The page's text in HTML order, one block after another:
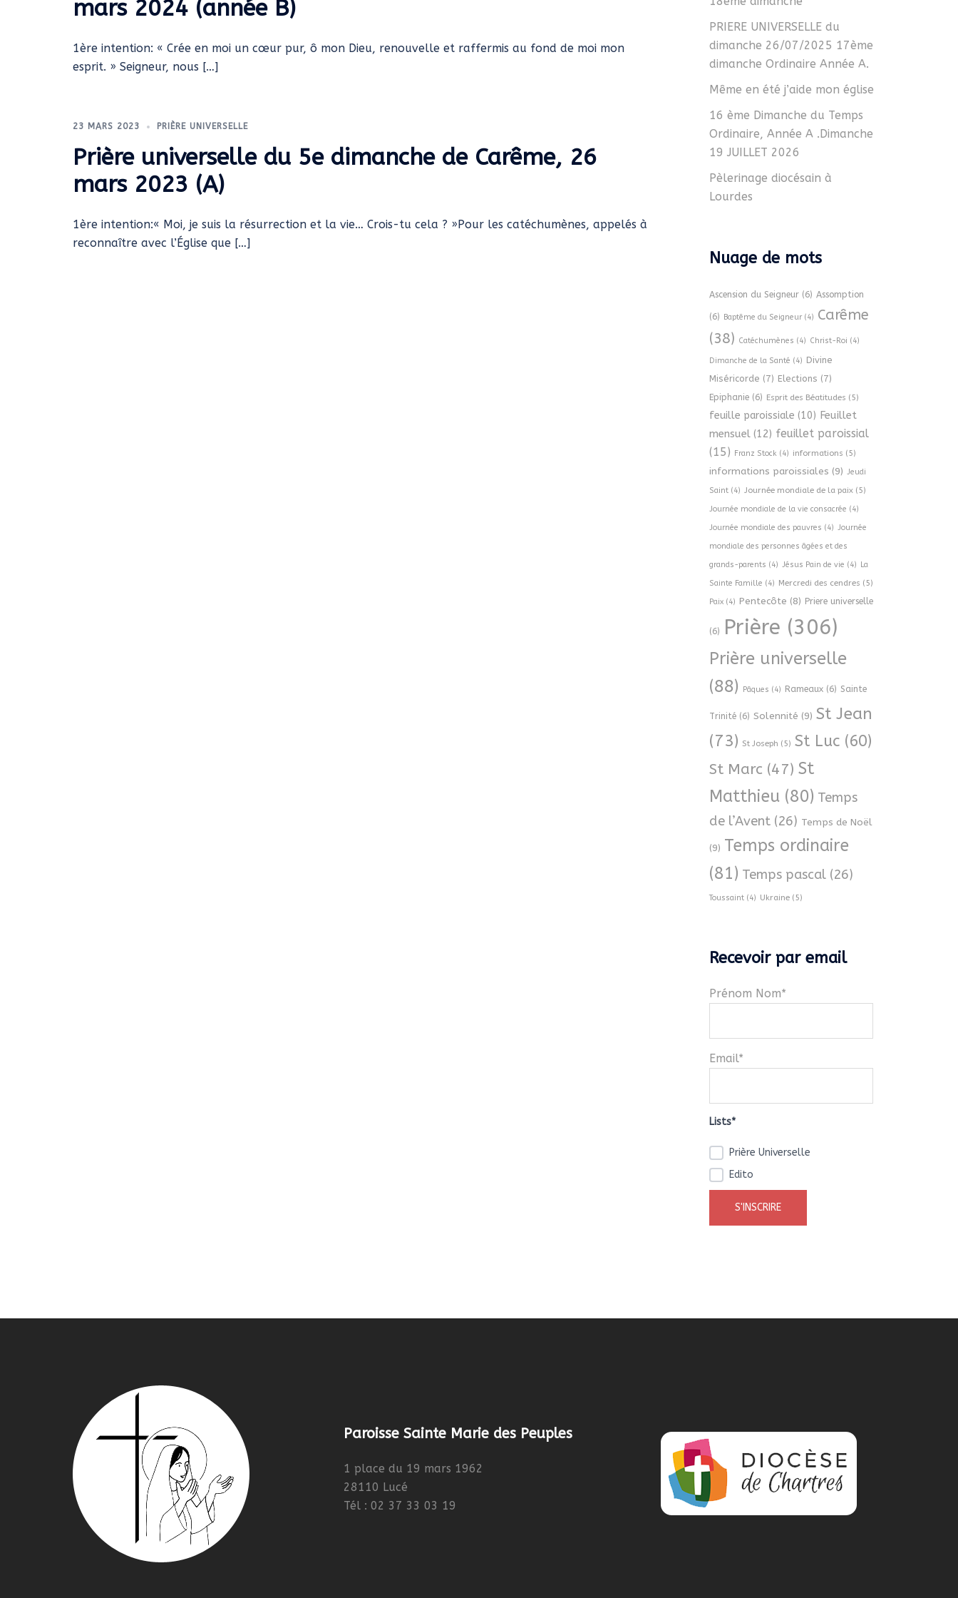
mars 2024 (année B)
1ère intention: « Crée en moi un cœur pur, ô mon Dieu, renouvelle et raffermis au fond de moi mon
esprit. » Seigneur, nous […]
23 MARS 2023 PRIÈRE UNIVERSELLE
Prière universelle du 5e dimanche de Carême, 26
mars 2023 (A)
1ère intention:« Moi, je suis la résurrection et la vie… Crois-tu cela ? »Pour les catéchumènes, appelés à
reconnaître avec l’Église que […]
PRIERE UNIVERSELLE du
dimanche 26/07/2025 17ème
dimanche Ordinaire Année A.
Même en été j’aide mon église
16 ème Dimanche du Temps
Ordinaire, Année A .Dimanche
19 JUILLET 2026
Pèlerinage diocésain à
Lourdes
Nuage de mots
Ascension du Seigneur(6) Assomption
(6) Baptême du Seigneur(4) Carême
(38) Catéchumènes (4) Christ-Roi (4)
Dimanche de la Santé (4) Divine
Miséricorde (7) Elections (7)
Epiphanie(6) Esprit des Béatitudes (5)
feuille paroissiale (10) Feuillet
mensuel(12) feuillet paroissial
(15) Franz Stock(4) informations (5)
informations paroissiales (9) Jeudi
Saint(4) Journée mondiale de la paix(5)
Journée mondiale de la vie consacrée (4)
Journée mondiale des pauvres (4) Journée
mondiale des personnes âgées et des
grands-parents (4) Jésus Pain de vie (4) La
Sainte Famille (4) Mercredi des cendres (5)
Paix(4) Pentecôte (8) Priere universelle
(6) Prière (306)
Prière universelle
(88)
Pâques (4) Rameaux(6) Sainte
Trinité(6) Solennité (9) St Jean
(73) St Joseph (5) St Luc(60)
St Marc (47) St
Matthieu(80) Temps
de l’Avent(26) Temps de Noël
(9) Temps ordinaire
(81) Temps pascal(26)
Toussaint(4) Ukraine(5)
Recevoir par email
Prénom Nom*
Email*
Lists*
Prière Universelle
Edito
Paroisse Sainte Marie des Peuples
1 place du 19 mars 1962
28110 Lucé
Tél : 02 37 33 03 19